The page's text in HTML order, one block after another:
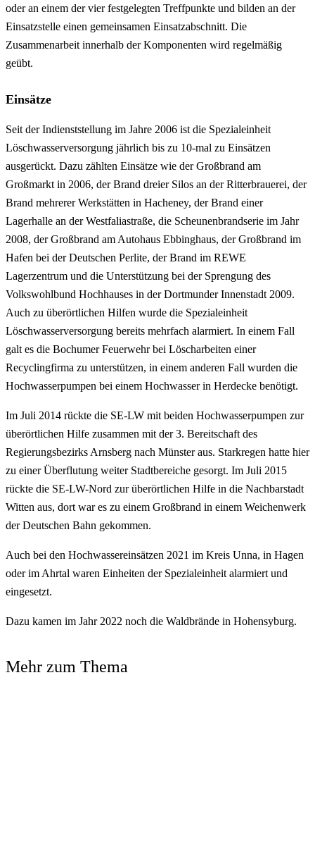
oder an einem der vier festgelegten Treffpunkte und bilden an der
Einsatzstelle einen gemeinsamen Einsatzabschnitt. Die
Zusammenarbeit innerhalb der Komponenten wird regelmäßig
geübt.
Einsätze
Seit der Indienststellung im Jahre 2006 ist die Spezialeinheit
Löschwasserversorgung jährlich bis zu 10-mal zu Einsätzen
ausgerückt. Dazu zählten Einsätze wie der Großbrand am
Großmarkt in 2006, der Brand dreier Silos an der Ritterbrauerei, der
Brand mehrerer Werkstätten in Hacheney, der Brand einer
Lagerhalle an der Westfaliastraße, die Scheunenbrandserie im Jahr
2008, der Großbrand am Autohaus Ebbinghaus, der Großbrand im
Hafen bei der Deutschen Perlite, der Brand im REWE
Lagerzentrum und die Unterstützung bei der Sprengung des
Volkswohlbund Hochhauses in der Dortmunder Innenstadt 2009.
Auch zu überörtlichen Hilfen wurde die Spezialeinheit
Löschwasserversorgung bereits mehrfach alarmiert. In einem Fall
galt es die Bochumer Feuerwehr bei Löscharbeiten einer
Recyclingfirma zu unterstützen, in einem anderen Fall wurden die
Hochwasserpumpen bei einem Hochwasser in Herdecke benötigt.
Im Juli 2014 rückte die SE-LW mit beiden Hochwasserpumpen zur
überörtlichen Hilfe zusammen mit der 3. Bereitschaft des
Regierungsbezirks Arnsberg nach Münster aus. Starkregen hatte hier
zu einer Überflutung weiter Stadtbereiche gesorgt. Im Juli 2015
rückte die SE-LW-Nord zur überörtlichen Hilfe in die Nachbarstadt
Witten aus, dort war es zu einem Großbrand in einem Weichenwerk
der Deutschen Bahn gekommen.
Auch bei den Hochwassereinsätzen 2021 im Kreis Unna, in Hagen
oder im Ahrtal waren Einheiten der Spezialeinheit alarmiert und
eingesetzt.
Dazu kamen im Jahr 2022 noch die Waldbrände in Hohensyburg.
Mehr zum Thema